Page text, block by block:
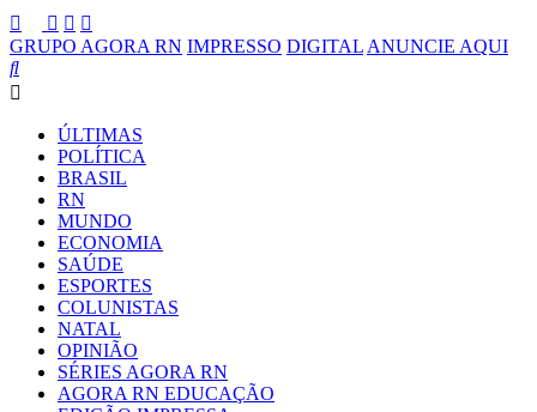
GRUPO AGORA RN IMPRESSO DIGITAL ANUNCIE AQUI
ÚLTIMAS
POLÍTICA
BRASIL
RN
MUNDO
ECONOMIA
SAÚDE
ESPORTES
COLUNISTAS
NATAL
OPINIÃO
SÉRIES AGORA RN
AGORA RN EDUCAÇÃO